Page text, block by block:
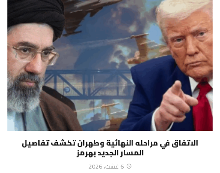
الاتفاق في مراحله النهائية وطهران تكشف تفاصيل
المسار الجديد بهرمز
6 غشت، 2026